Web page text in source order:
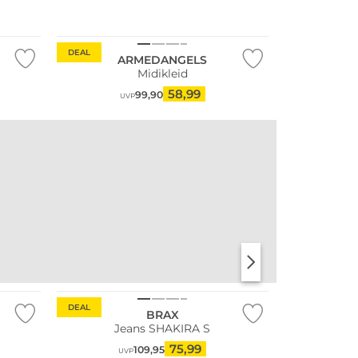
DEAL
ARMEDANGELS
Midikleid
UVP99,90 58,99
DEAL
BRAX
Jeans SHAKIRA S
UVP109,95 75,99